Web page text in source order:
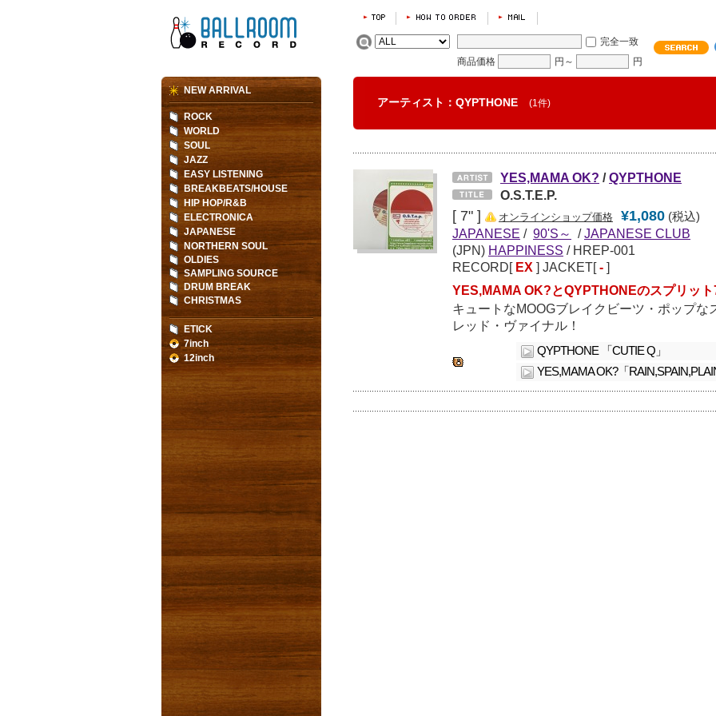
完全一致
商品価格
円～ 円
アーティスト：QYPTHONE (1件)
YES,MAMA OK? / QYPTHONE
O.S.T.E.P.
[ 7" ] オンラインショップ価格 ¥1,080 (税込)
JAPANESE / 90'S～ / JAPANESE CLUB
(JPN) HAPPINESS / HREP-001
RECORD[ EX ] JACKET[- ]
YES,MAMA OK?とQYPTHONEのスプリッ
キュートなMOOGブレイクビーツ・ポップな
レッド・ヴァイナル！
QYPTHONE 「CUTIE Q」
YES,MAMA OK?「
NEW ARRIVAL
ROCK
WORLD
SOUL
JAZZ
EASY LISTENING
BREAKBEATS/HOUSE
HIP HOP/R&B
ELECTRONICA
JAPANESE
NORTHERN SOUL
OLDIES
SAMPLING SOURCE
DRUM BREAK
CHRISTMAS
ETICK
7inch
12inch